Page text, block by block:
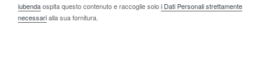
iubendaospita questo contenuto e raccoglie soloi Dati Personali strettamente
necessarialla sua fornitura.